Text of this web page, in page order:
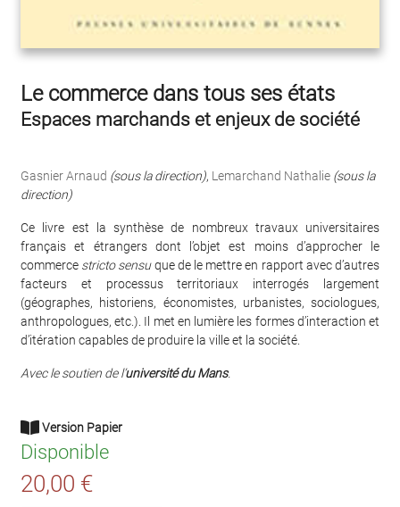
Le commerce dans tous ses états
Espaces marchands et enjeux de société
Gasnier Arnaud (sous la direction), Lemarchand Nathalie (sous la
direction)
Ce livre est la synthèse de nombreux travaux universitaires
français et étrangers dont l’objet est moins d’approcher le
commerce stricto sensuque de le mettre en rapport avec d’autres
facteurs et processus territoriaux interrogés largement
(géographes, historiens, économistes, urbanistes, sociologues,
anthropologues, etc.). Il met en lumière les formes d’interaction et
d’itération capables de produire la ville et la société.
Avec le soutien de l’université du Mans.
Version Papier
Disponible
20,00 €